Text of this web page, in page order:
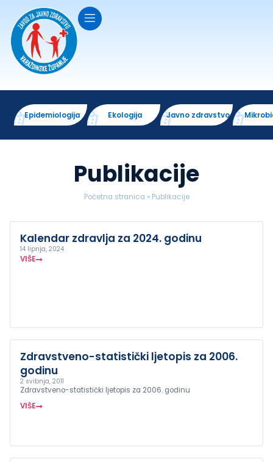
Epidemiologija Ekologija Javno zdravstvo
Publikacije
Početna stranica » Publikacije
Kalendar zdravlja za 2024. godinu
14 lipnja, 2024
VIŠE
Zdravstveno-statistički ljetopis za 2006.
godinu
2 svibnja, 2011
Zdravstveno-statistički ljetopis za 2006. godinu
VIŠE